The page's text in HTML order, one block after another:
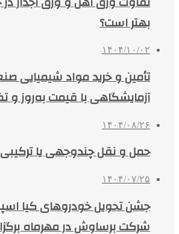
بهتر است؟
۱۴۰۴/۱۰/۰۲
تأمین و خرید مواد شیمیایی
آزمایشگاهی با قیمت به‌روز و
۱۴۰۴/۰۸/۲۶
حمل و نقل چندوجهی یا
۱۴۰۴/۰۷/۲۵
جشن تحویل خودروهای کیا
شرکت برساوش در مهرماه